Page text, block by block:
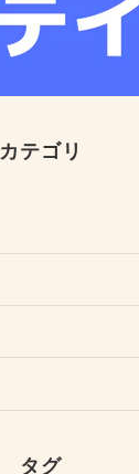
カテゴリ
タグ